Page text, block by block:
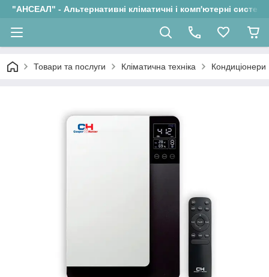
"АНСЕАЛ" - Альтернативні кліматичні і комп'ютерні системи
Товари та послуги Кліматична техніка Кондиціонери